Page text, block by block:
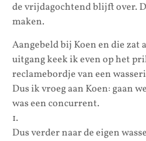
de vrijdagochtend blijft over.
maken.
Aangebeld bij Koen en die zat
uitgang keek ik even op het
reclamebordje van een
Dus ik vroeg aan Koen: gaan
was een concurrent.
1.
Dus verder naar de eigen